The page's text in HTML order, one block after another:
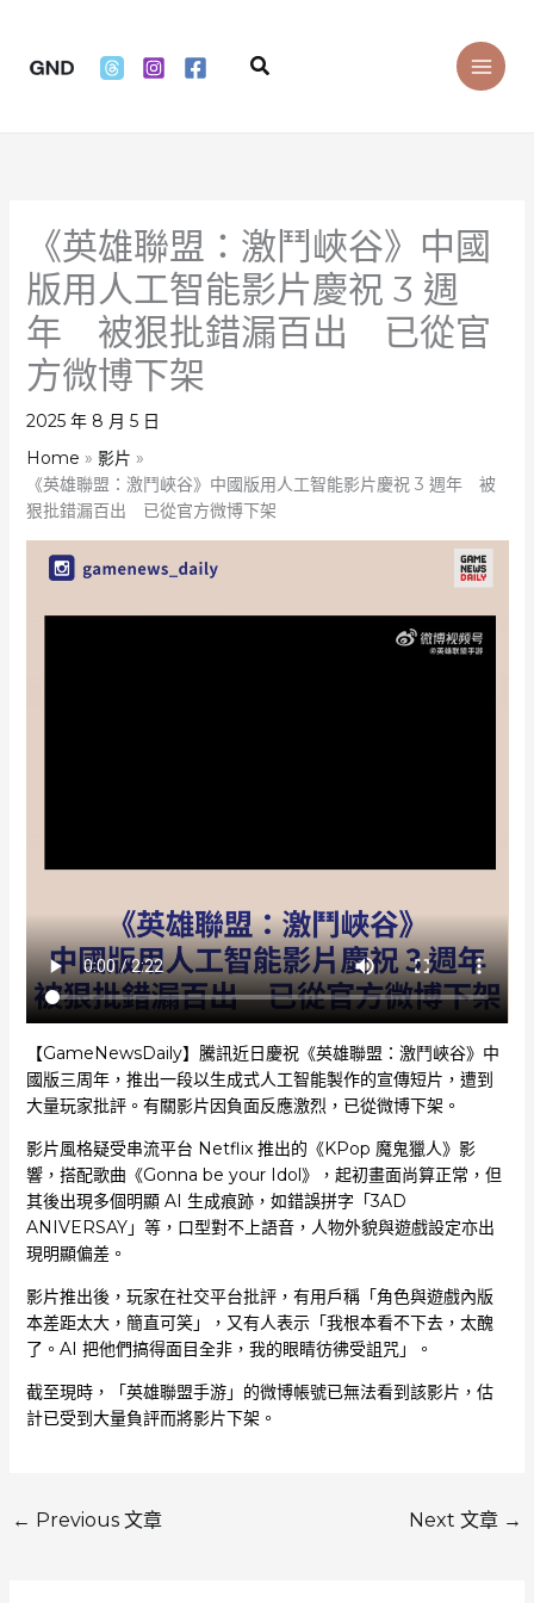
content
Search
《英雄聯盟：激鬥峽谷》中國
版用人工智能影片慶祝 3 週
年 被狠批錯漏百出 已從官
方微博下架
2025 年 8 月 5 日
Home
影片
《英雄聯盟：激鬥峽谷》中國版用人工智能影片慶祝 3 週年 被
狠批錯漏百出 已從官方微博下架
【GameNewsDaily】騰訊近日慶祝《英雄聯盟：激鬥峽谷》中
國版三周年，推出一段以生成式人工智能製作的宣傳短片，遭到
大量玩家批評。有關影片因負面反應激烈，已從微博下架。
影片風格疑受串流平台 Netflix 推出的《KPop 魔鬼獵人》影
響，搭配歌曲《Gonna be your Idol》，起初畫面尚算正常，但
其後出現多個明顯 AI 生成痕跡，如錯誤拼字「3AD
ANIVERSAY」等，口型對不上語音，人物外貌與遊戲設定亦出
現明顯偏差。
影片推出後，玩家在社交平台批評，有用戶稱「角色與遊戲內版
本差距太大，簡直可笑」，又有人表示「我根本看不下去，太醜
了。AI 把他們搞得面目全非，我的眼睛彷彿受詛咒」。
截至現時，「英雄聯盟手游」的微博帳號已無法看到該影片，估
計已受到大量負評而將影片下架。
← Previous 文章 Next 文章 →